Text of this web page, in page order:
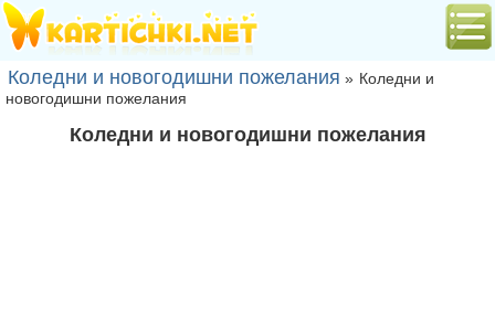
Коледни и новогодишни пожелания » Коледни и
новогодишни пожелания
Коледни и новогодишни пожелания